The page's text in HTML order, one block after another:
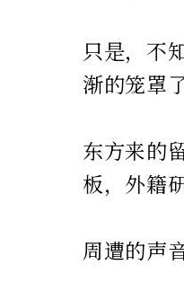
只是，不
渐的笼罩
东方来的
板，外籍
周遭的声